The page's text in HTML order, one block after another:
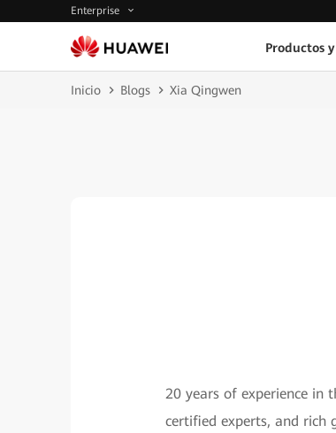
Enterprise
Productos
Inicio Blogs Xia Qingwen
20 years of experience in
certified experts, and rich